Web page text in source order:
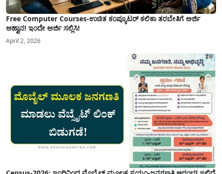
Free Computer Courses-ಉಚಿತ ಕಂಪ್ಯೂಟರ್ ಕಲಿಕಾ ತರಬೇತಿಗೆ ಅರ್ಜಿ
ಆಹ್ವಾನ! ಇಂದೇ ಅರ್ಜಿ ಸಲ್ಲಿಸಿ!
April 2, 2026